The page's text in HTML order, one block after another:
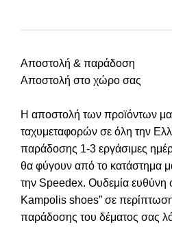
Αποστολή & παράδοση
Αποστολή στο χώρο σας
Η αποστολή των προϊόντων μας
ταχυμεταφορών σε όλη την
παράδοσης 1-3 εργάσιμες
θα φύγουν από το κατάστημα
την Speedex. Oυδεμία ευθύνη
Kampolis shoes” σε
παράδοσης του δέματος σας